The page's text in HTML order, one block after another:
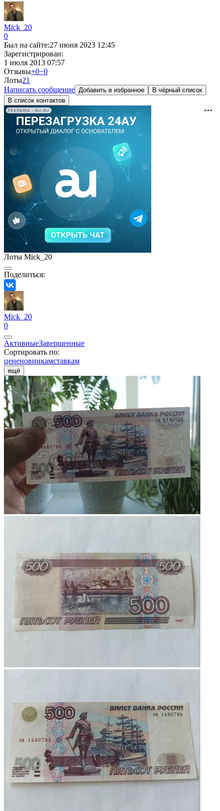
Mick_20
0
Был на сайте:27 июня 2023 12:45
Зарегистрирован:
1 июля 2013 07:57
Отзывы+0−0
Лоты21
Написать сообщение Добавить в избранное
В чёрный список
В список контактов
РЕКЛАМА • AU.RU
Лоты Mick_20
Поделиться:
Mick_20
0
АктивныеЗавершенные
Сортировать по:
цененовинкамставкам
ещё